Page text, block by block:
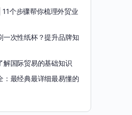
个步骤帮你梳理外贸业
一次性纸杯？提升品牌知
解国际贸易的基础知识
：最经典最详细最易懂的